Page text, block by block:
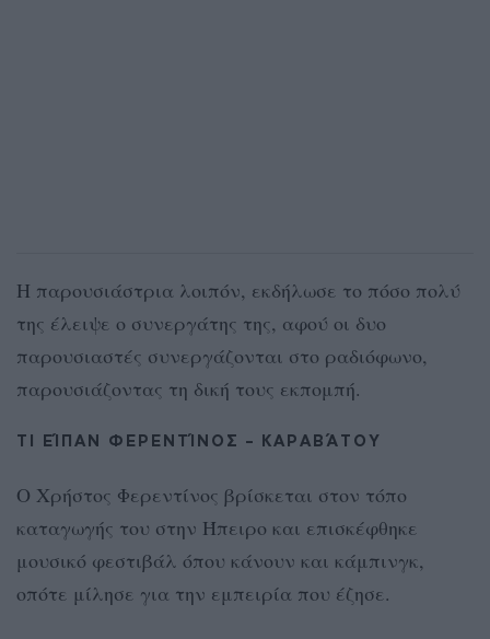
Η παρουσιάστρια λοιπόν, εκδήλωσε το πόσο πολύ
της έλειψε ο συνεργάτης της, αφού οι δυο
παρουσιαστές συνεργάζονται στο ραδιόφωνο,
παρουσιάζοντας τη δική τους εκπομπή.
ΤΙ ΕΊΠΑΝ ΦΕΡΕΝΤΊΝΟΣ – ΚΑΡΑΒΆΤΟΥ
Ο Χρήστος Φερεντίνος βρίσκεται στον τόπο
καταγωγής του στην Ήπειρο και επισκέφθηκε
μουσικό φεστιβάλ όπου κάνουν και κάμπινγκ,
οπότε μίλησε για την εμπειρία που έζησε.